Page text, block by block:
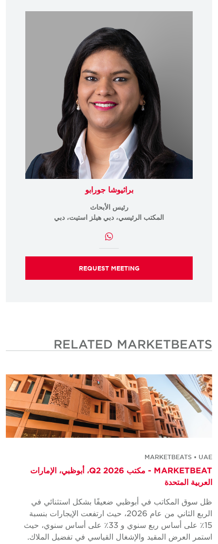
براثيوشا جورابو
رئيس الأبحاث
المكتب الرئيسي، دبي هيلز استيت، دبي
REQUEST MEETING
RELATED MARKETBEATS
MARKETBEATS • UAE
MARKETBEAT - مكتب Q2 2026، أبوظبي، الإمارات
العربية المتحدة
ظل سوق المكاتب في أبوظبي ضعيفًا بشكل استثنائي في
الربع الثاني من عام 2026، حيث ارتفعت الإيجارات بنسبة
15٪ على أساس ربع سنوي و 33٪ على أساس سنوي، حيث
استمر العرض المقيد والإشغال القياسي في تفضيل الملاك.